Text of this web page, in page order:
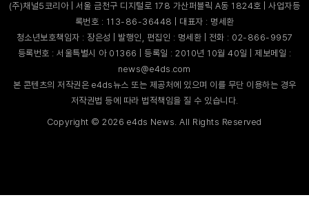
(주)채널5코리아 | 서울 금천구 디지털로 178 가산퍼블릭 A동 1824호 | 사업자등
록번호 : 113-86-36448 | 대표자 : 명세환
청소년보호책임자 : 장은성 | 발행인, 편집인 : 명세환 | 전화 : 02-866-9957
등록번호 : 서울특별시 아 01366 | 등록일 : 2010년 10월 40일 | 제보메일 :
news@e4ds.com
본 콘텐츠의 저작권은 e4ds뉴스 또는 제공처에 있으며 이를 무단 이용하는 경우
저작권법 등에 따라 법적책임을 질 수 있습니다.
Copyright ©2026 e4ds News. All Rights Reserved